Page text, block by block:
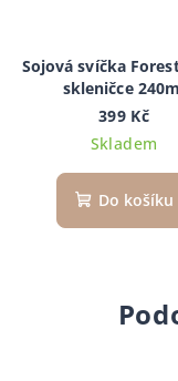
Sojová svíčka
skleničce
399 Kč
Skladem
Do košíku